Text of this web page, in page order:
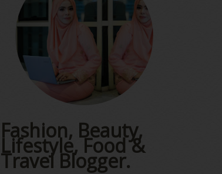
Fashion, Beauty,
Lifestyle, Food &
Travel Blogger.